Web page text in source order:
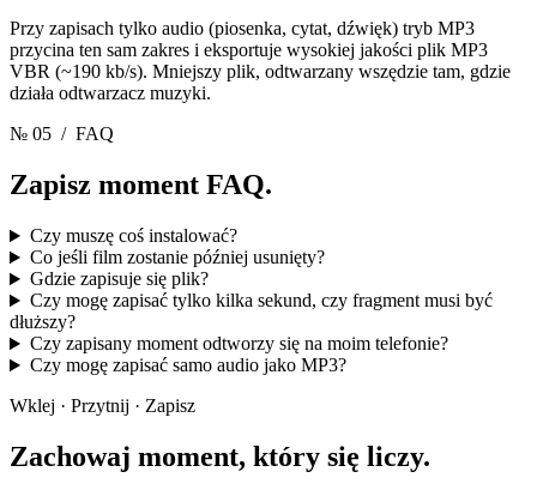
Przy zapisach tylko audio (piosenka, cytat, dźwięk) tryb MP3
przycina ten sam zakres i eksportuje wysokiej jakości plik MP3
VBR (~190 kb/s). Mniejszy plik, odtwarzany wszędzie tam, gdzie
działa odtwarzacz muzyki.
№ 05 / FAQ
Zapisz moment FAQ.
Czy muszę coś instalować?
Co jeśli film zostanie później usunięty?
Gdzie zapisuje się plik?
Czy mogę zapisać tylko kilka sekund, czy fragment musi być
dłuższy?
Czy zapisany moment odtworzy się na moim telefonie?
Czy mogę zapisać samo audio jako MP3?
Wklej · Przytnij · Zapisz
Zachowaj moment, który się liczy.